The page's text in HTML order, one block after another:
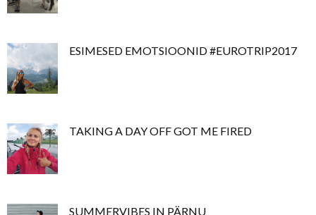
ESIMESED EMOTSIOONID #EUROTRIP2017
TAKING A DAY OFF GOT ME FIRED
SUMMERVIBES IN PÄRNU